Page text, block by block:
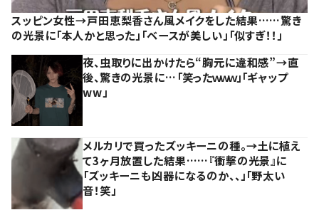
スッピン女性→戸田恵梨香さん風メイクをした結果……驚き
の光景に「本人かと思った」「ベースが美しい」「似すぎ！！」
夜、虫取りに出かけたら“胸元に違和感”→直
後、驚きの光景に…「笑ったｗｗｗ」「ギャップ
ww」
メルカリで買ったズッキーニの種。→土に植え
て3ヶ月放置した結果……『衝撃の光景』に
「ズッキーニも凶器になるのか、、」「野太い
音！笑」